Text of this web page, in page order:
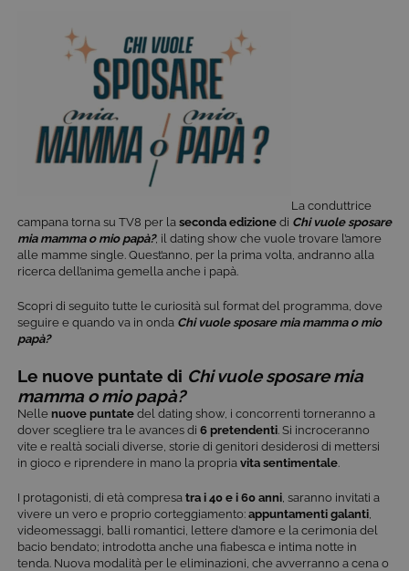
La conduttrice
campana torna su TV8 per la seconda edizione di Chi vuole sposare
mia mamma o mio papà?, il dating show che vuole trovare l’amore
alle mamme single. Quest’anno, per la prima volta, andranno alla
ricerca dell’anima gemella anche i papà.
Scopri di seguito tutte le curiosità sul format del programma, dove
seguire e quando va in onda Chi vuole sposare mia mamma o mio
papà?
Le nuove puntate di Chi vuole sposare mia
mamma o mio papà?
Nelle nuove puntate del dating show, i concorrenti torneranno a
dover scegliere tra le avances di 6 pretendenti . Si incroceranno
vite e realtà sociali diverse, storie di genitori desiderosi di mettersi
in gioco e riprendere in mano la propria vita sentimentale
I protagonisti, di età compresa tra i 40 e i 60 anni , saranno invitati a
vivere un vero e proprio corteggiamento: appuntamenti galanti
videomessaggi, balli romantici, lettere d’amore e la cerimonia del
bacio bendato; introdotta anche una fiabesca e intima notte in
tenda. Nuova modalità per le eliminazioni, che avverranno a cena o